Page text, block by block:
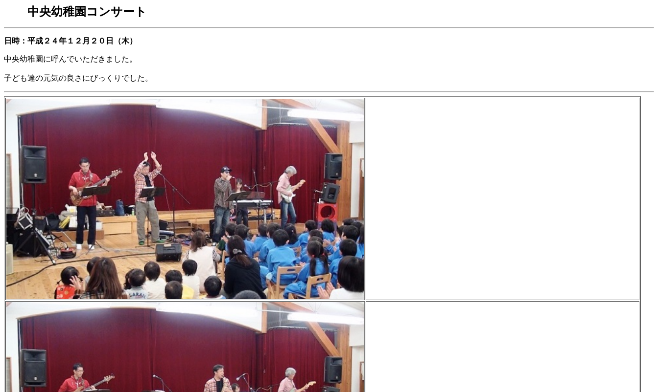
中央幼稚園コンサート
日時：平成２４年１２月２０日（木）
中央幼稚園に呼んでいただきました。
子ども達の元気の良さにびっくりでした。